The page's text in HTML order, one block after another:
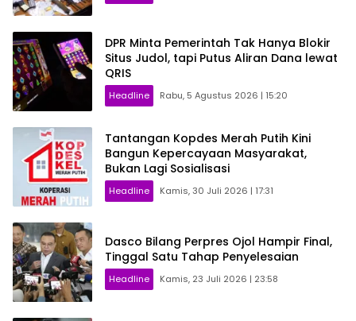
DPR Minta Pemerintah Tak Hanya Blokir
Situs Judol, tapi Putus Aliran Dana lewat
QRIS
Headline Rabu, 5 Agustus 2026 | 15:20
Tantangan Kopdes Merah Putih Kini
Bangun Kepercayaan Masyarakat,
Bukan Lagi Sosialisasi
Headline Kamis, 30 Juli 2026 | 17:31
Dasco Bilang Perpres Ojol Hampir Final,
Tinggal Satu Tahap Penyelesaian
Headline Kamis, 23 Juli 2026 | 23:58